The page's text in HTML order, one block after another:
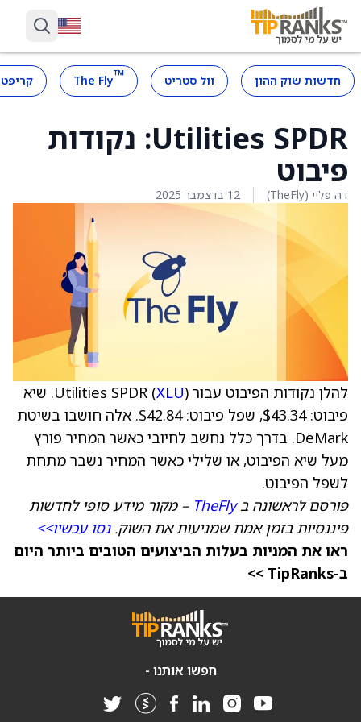
חדשות שוק ההון וול סטריט ™
The Fly
Utilities SPDR: נקודות
פיבוט
דה פליי (TheFly) 12 בדצמבר 2025
להלן נקודות הפיבוט עבור Utilities SPDR ( XLU
). שיא
פיבוט: $43.34, שפל פיבוט: $42.84. אלה חושבו בשיטת
DeMark. בדרך כלל נחשב לחיובי כאשר המחיר פורץ
מעל שיא הפיבוט, או שלילי כאשר המחיר נשבר מתחת
לשפל הפיבוט.
פורסם לראשונה בTheFly – מקור מידע סופי לחדשות
פיננסיות בזמן אמת שמניעות את השוק.נסו עכשיו>>
ראו את המניות בעלות הביצועים הטובים ביותר היום
ב-TipRanks >>
חפשו אותנו -